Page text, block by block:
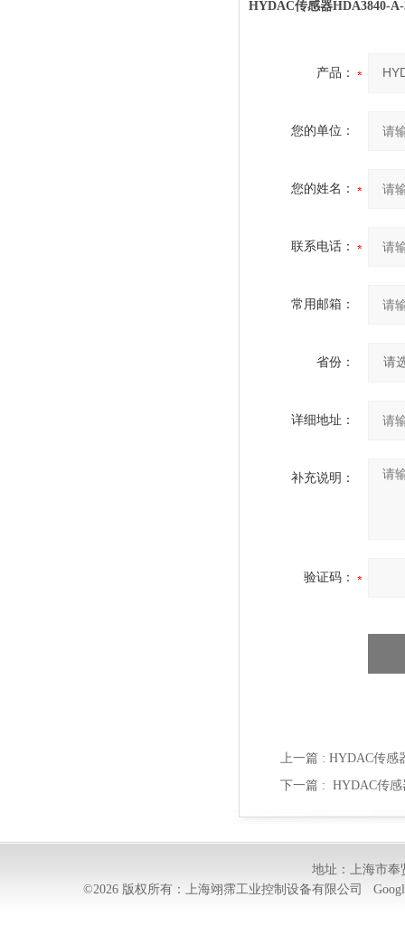
HYDAC传感器HDA3840-
产品：
您的单位：
您的姓名：
联系电话：
常用邮箱：
省份：
详细地址：
补充说明：
验证码：
上一篇 : HYDAC传感
下一篇 : HYDAC传感
地址：上海市奉
©2026 版权所有：上海翊霈工业控制设备有限公司